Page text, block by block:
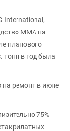
International,
ММА на
планового
тонн в год была
ремонт в июне
75%